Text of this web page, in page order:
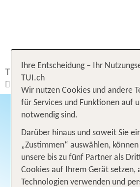
TUI.ch Ferien buchen
Ferien
Winterferien 2023/24
Mit Hund
Ihre Entscheidung – Ihr
TUI.ch
Wir nutzen Cookies und andere
für Services und Funktionen auf
notwendig sind.
Darüber hinaus und soweit Sie
„Zustimmen“ auswählen,
unsere bis zu fünf Partner als
Cookies auf Ihrem Gerät setzen,
Technologien verwenden und